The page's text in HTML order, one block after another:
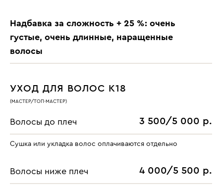
Надбавка за сложность + 25 %: очень
густые, очень длинные, наращенные
волосы
УХОД ДЛЯ ВОЛОС K18
(МАСТЕР/ТОП-МАСТЕР)
Волосы до плеч 3 500/5 000 р.
Cушка или укладка волос оплачиваются отдельно
Волосы ниже плеч 4 000/5 500 р.